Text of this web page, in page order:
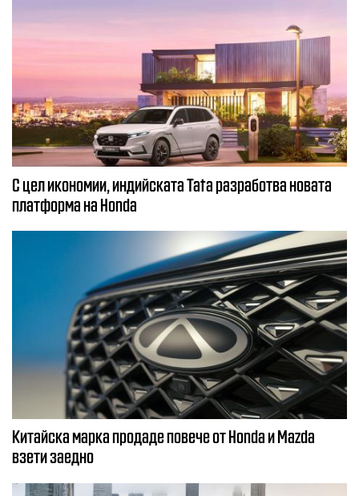
С цел икономии, индийската Tata разработва новата
платформа на Honda
Китайска марка продаде повече от Honda и Mazda
взети заедно